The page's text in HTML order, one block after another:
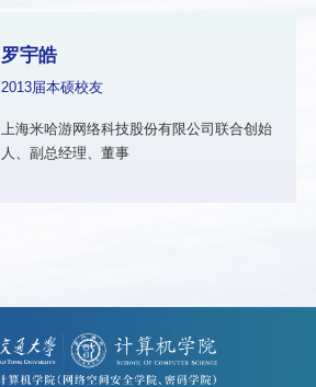
罗宇皓
2013届本硕校友
上海米哈游网络科技股份有限公司联合创始
人、副总经理、董事